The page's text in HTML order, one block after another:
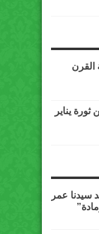
سيدنا عمر